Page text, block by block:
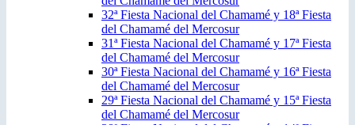
32ª Fiesta Nacional del Chamamé y 18ª Fiesta
del Chamamé del Mercosur
31ª Fiesta Nacional del Chamamé y 17ª Fiesta
del Chamamé del Mercosur
30ª Fiesta Nacional del Chamamé y 16ª Fiesta
del Chamamé del Mercosur
29ª Fiesta Nacional del Chamamé y 15ª Fiesta
del Chamamé del Mercosur